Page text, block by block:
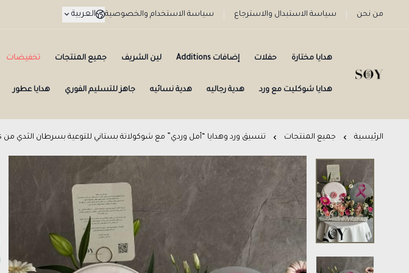
من نحن سياسة الاستبدال والاسترجاع سياسة الاستخدام والخصوصية العربية
هدايا مختارة حفلات إضافات Additions لين الشريف جميع المنتجات تخفيضات
هدايا شوكليت مع ورد هدية رجاليه هدية نسائيه جاهز للتسليم الفوري هدايا عطور
الرئيسية جميع المنتجات تنسيق ورد وهدايا “أمل وردي” مع شوكولاتة بستاني للتوعية بسرطان الثدي من SOY Gifts